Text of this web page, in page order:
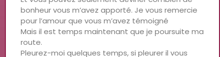
bonheur vous m’avez apporté. Je vous remercie
pour l’amour que vous m’avez témoigné
Mais il est temps maintenant que je poursuite ma
route.
Pleurez-moi quelques temps, si pleurer il vous